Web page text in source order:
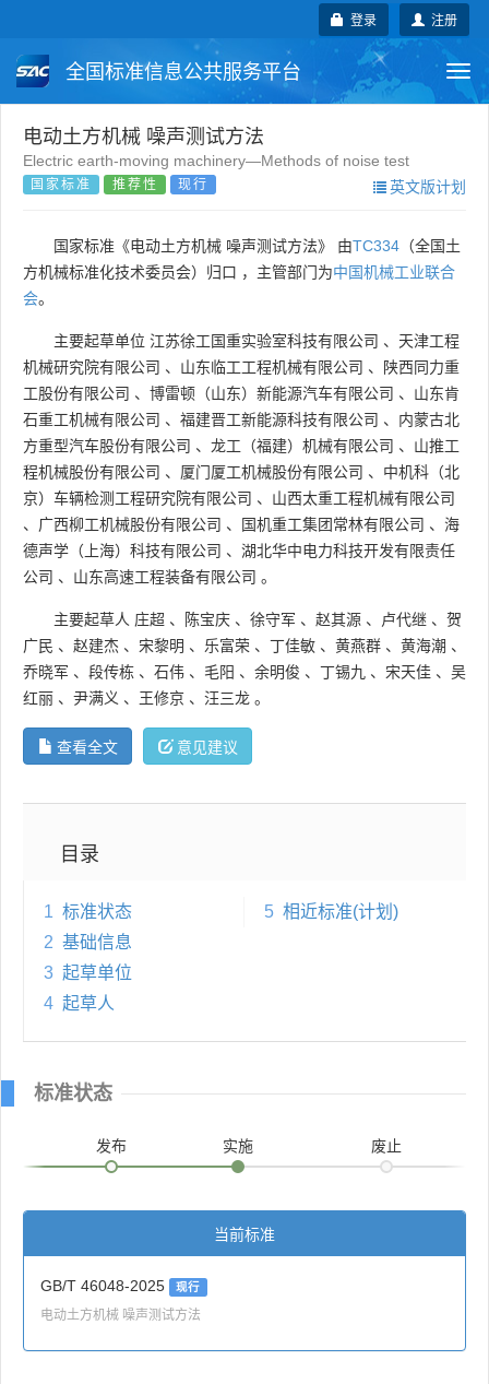
注册
登录
全国标准信息公共服务平台
国家标准 行业标准
团体标准 国际标准
国外标准 技术委员会
电动土方机械 噪声测试方法
Electric earth-moving machinery—Methods of noise test
国家标准 推荐性 现行 英文版计划
国家标准《电动土方机械 噪声测试方法》 由TC334 （全国土
方机械标准化技术委员会）归口 ，主管部门为中国机械工业联合
会。
主要起草单位 江苏徐工国重实验室科技有限公司 、 天津工程
机械研究院有限公司 、 山东临工工程机械有限公司 、
陕西同力重
工股份有限公司 、 博雷顿（山东）新能源汽车有限公司 、 山东肯
石重工机械有限公司 、 福建晋工新能源科技有限公司 、 内蒙古北
方重型汽车股份有限公司 、 龙工（福建）机械有限公司 、 山推工
程机械股份有限公司 、 厦门厦工机械股份有限公司 、 中机科（北
京）车辆检测工程研究院有限公司 、 山西太重工程机械有限公司
、 广西柳工机械股份有限公司 、 国机重工集团常林有限公司 、 海
德声学（上海）科技有限公司 、 湖北华中电力科技开发有限责任
公司 、 山东高速工程装备有限公司 。
主要起草人 庄超 、 陈宝庆 、 徐守军 、 赵其源 、 卢代继 、 贺
广民 、 赵建杰 、 宋黎明 、 乐富荣 、 丁佳敏 、 黄燕群 、 黄海潮 、
乔晓军 、 段传栋 、 石伟 、 毛阳 、 余明俊 、 丁锡九 、 宋天佳 、 吴
红丽 、 尹满义 、 王修京 、 汪三龙 。
查看全文 意见建议
目录
1 标准状态
2 基础信息
3 起草单位
4 起草人
5 相近标准(计划)
标准状态
发布 实施 废止
当前标准
GB/T 46048-2025 现行
电动土方机械 噪声测试方法